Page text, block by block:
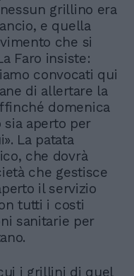
grillino era
e quella
che si
Faro insiste:
convocati qui
di allertare la
domenica
aperto per
La patata
che dovrà
che gestisce
il servizio
tutti i costi
sanitarie per
i grillini di quel